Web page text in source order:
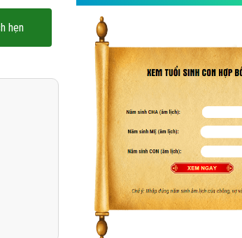
Định nghĩa
Nghĩa là gì
Phần mềm ứng dụng hay
hẹn Web Store
Dịch vụ liên quan
Other Ads
Quảng Cáo Google
App